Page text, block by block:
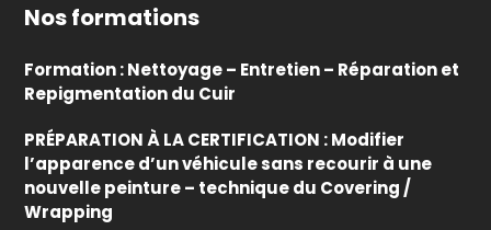
Nos formations
Formation : Nettoyage – Entretien – Réparation et
Repigmentation du Cuir
PRÉPARATION À LA CERTIFICATION : Modifier
l’apparence d’un véhicule sans recourir à une
nouvelle peinture – technique du Covering /
Wrapping